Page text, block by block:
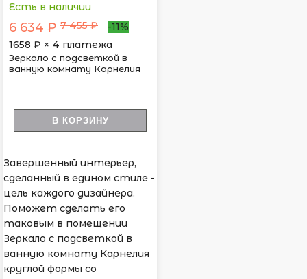
Есть в наличии
6 634 ₽ 7 455 ₽
-11%
1658 ₽ × 4 платежа
Зеркало с подсветкой в
ванную комнату Карнелия
В КОРЗИНУ
Завершенный интерьер,
сделанный в едином стиле -
цель каждого дизайнера.
Поможет сделать его
таковым в помещении
Зеркало с подсветкой в
ванную комнату Карнелия
круглой формы со